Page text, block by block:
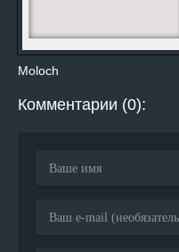
Moloch
Комментарии (0):